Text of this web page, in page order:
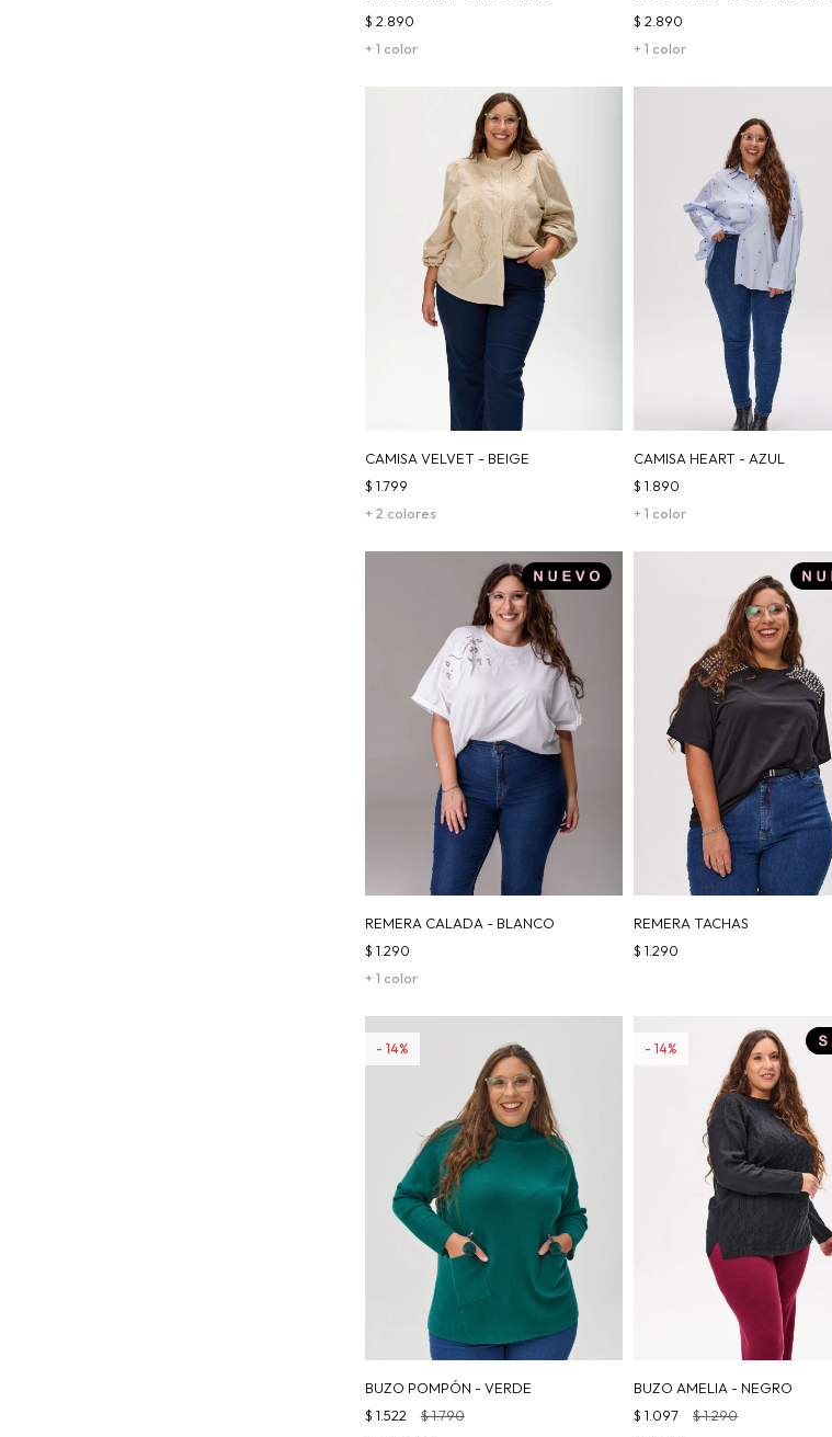
+ 1 color
$ 2.890
+ 1 color
$ 2.890
CAMISA VELVET - BEIGE
+ 2 colores
$ 1.799
CAMISA HEART - AZUL
+ 1 color
$ 1.890
REMERA CALADA - BLANCO
+ 1 color
$ 1.290
REMERA TACHAS
$ 1.290
BUZO POMPÓN - VERDE
$ 1.522 $1.790
14
BUZO AMELIA - NEGRO
$ 1.097 $1.290
14